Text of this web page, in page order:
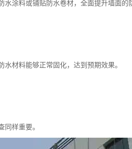
水涂料或铺贴防水卷材，全面提升墙面的
材料能够正常固化，达到预期效果。
同样重要。